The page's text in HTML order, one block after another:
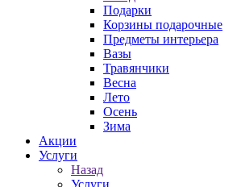
Подарки
Корзины подарочные
Предметы интерьера
Вазы
Травянчики
Весна
Лето
Осень
Зима
Акции
Услуги
Назад
Услуги